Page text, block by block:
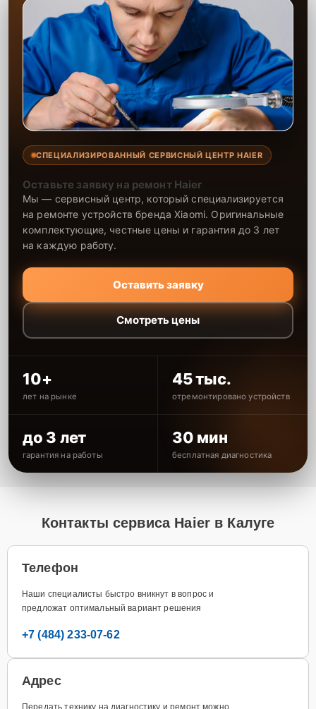
СПЕЦИАЛИЗИРОВАННЫЙ СЕРВИСНЫЙ ЦЕНТР HAIER
Оставьте заявку на ремонт Haier
Мы — сервисный центр, который специализируется
на ремонте устройств бренда Xiaomi. Оригинальные
комплектующие, честные цены и гарантия до 3 лет
на каждую работу.
Оставить заявку
Смотреть цены
10+
лет на рынке
45 тыс.
отремонтировано устройств
до 3 лет
гарантия на работы
30 мин
бесплатная диагностика
Контакты сервиса Haier в Калуге
Телефон
Наши специалисты быстро вникнут в вопрос и
предложат оптимальный вариант решения
+7 (484) 233-07-62
Адрес
Передать технику на диагностику и ремонт можно